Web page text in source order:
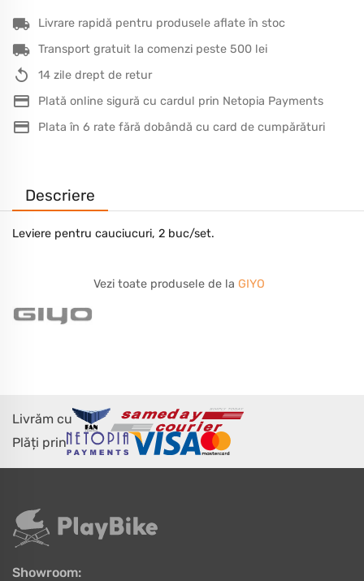
Livrare rapidă pentru produsele aflate în stoc
Transport gratuit la comenzi peste 500 lei
14 zile drept de retur
Plată online sigură cu cardul prin Netopia Payments
Plata în 6 rate fără dobândă cu card de cumpărături
Descriere
Leviere pentru cauciucuri, 2 buc/set.
Vezi toate produsele de la GIYO
Livrăm cu
Plăți prin
Showroom: